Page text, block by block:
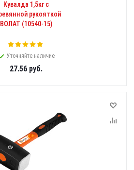
Кувалда 1,5кг с
рукояткой
ВОЛАТ (10540-15)
Уточняйте наличие
27.56руб.